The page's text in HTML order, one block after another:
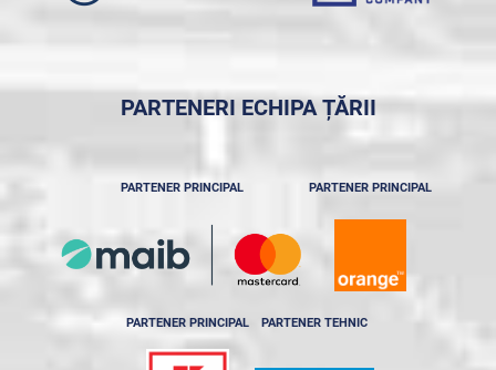
PARTENERI ECHIPA ȚĂRII
PARTENER PRINCIPAL PARTENER PRINCIPAL
PARTENER PRINCIPAL PARTENER TEHNIC